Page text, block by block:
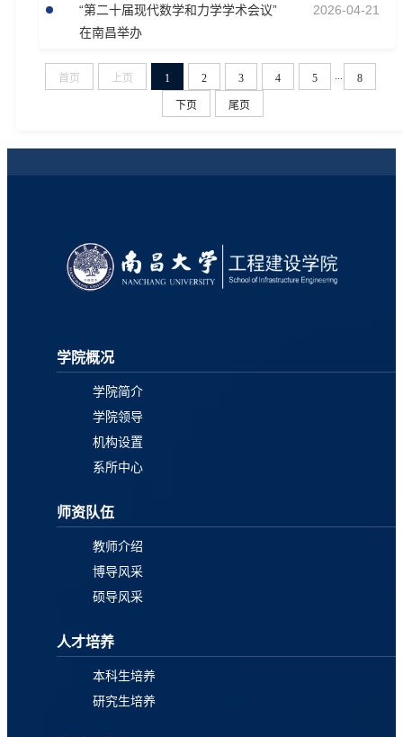
“第二十届现代数学和力学学术会议”
在南昌举办
2026-04-21
首页 上页 1 2 3 4 5 8
下页 尾页
学院概况
学院简介
学院领导
机构设置
系所中心
师资队伍
教师介绍
博导风采
硕导风采
人才培养
本科生培养
研究生培养